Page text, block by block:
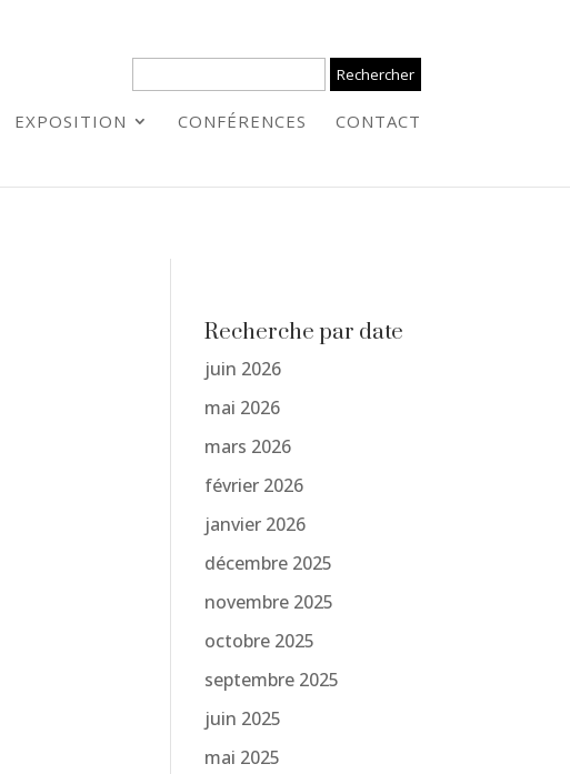
EXPOSITION CONFÉRENCES CONTACT
Recherche par date
juin 2026
mai 2026
mars 2026
février 2026
janvier 2026
décembre 2025
novembre 2025
octobre 2025
septembre 2025
juin 2025
mai 2025